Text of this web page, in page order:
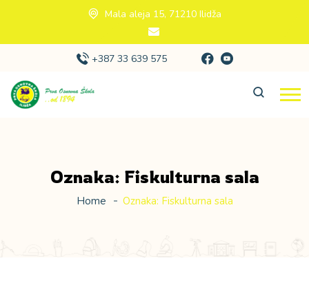
Mala aleja 15, 71210 Ilidža
+387 33 639 575
Oznaka: Fiskulturna sala
Home Oznaka: Fiskulturna sala